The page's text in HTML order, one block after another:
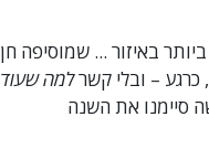
ביותר באיזור ... שמוסיפה חן
כרגע – ובלי קשרלמה שעוד
למעשה סיימנו את השנה